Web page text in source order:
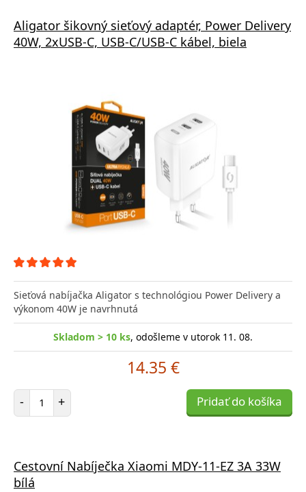
Aligator šikovný sieťový adaptér, Power Delivery
40W, 2xUSB-C, USB-C/USB-C kábel, biela
Sieťová nabíjačka Aligator s technológiou Power Delivery a
výkonom 40W je navrhnutá
Skladom > 10 ks, odošleme v utorok 11. 08.
14.35 €
- Počet položiek
+ Pridať do košíka
Cestovní Nabíječka Xiaomi MDY-11-EZ 3A 33W
bílá